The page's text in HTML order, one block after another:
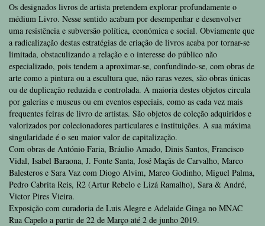
Os designados livros de artista pretendem explorar profundamente o
médium Livro. Nesse sentido acabam por desempenhar e desenvolver
uma resistência e subversão política, económica e social. Obviamente que
a radicalização destas estratégias de criação de livros acaba por tornar-se
limitada, obstaculizando a relação e o interesse do público não
especializado, pois tendem a aproximar-se, confundindo-se, com obras de
arte como a pintura ou a escultura que, não raras vezes, são obras únicas
ou de duplicação reduzida e controlada. A maioria destes objetos circula
por galerias e museus ou em eventos especiais, como as cada vez mais
frequentes feiras de livro de artistas. São objetos de coleção adquiridos e
valorizados por colecionadores particulares e instituições. A sua máxima
singularidade é o seu maior valor de capitalização.
Com obras de António Faria, Bráulio Amado, Dinis Santos, Francisco
Vidal, Isabel Baraona, J. Fonte Santa, José Maçãs de Carvalho, Marco
Balesteros e Sara Vaz com Diogo Alvim, Marco Godinho, Miguel Palma,
Pedro Cabrita Reis, R2 (Artur Rebelo e Lizá Ramalho), Sara & André,
Victor Pires Vieira.
Exposição com curadoria de Luis Alegre e Adelaide Ginga no MNAC
Rua Capelo a partir de 22 de Março até 2 de junho 2019.